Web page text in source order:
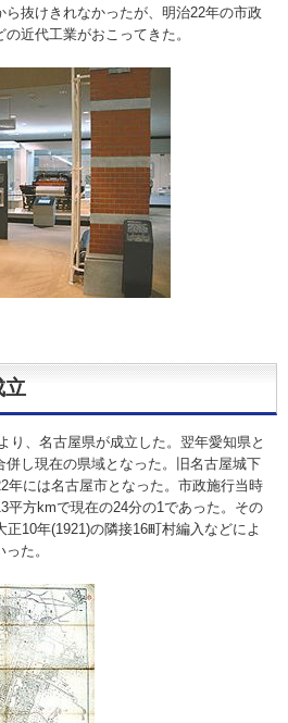
抜けきれなかったが、明治22年の市政
近代工業がおこってきた。
立
り、名古屋県が成立した。翌年愛知県と
し現在の県域となった。旧名古屋城下
年には名古屋市となった。市政施行当時
平方kmで現在の24分の1であった。その
10年(1921)の隣接16町村編入などによ
た。